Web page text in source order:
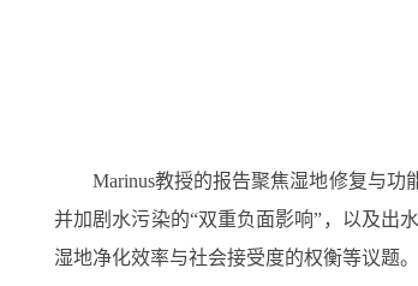
Marinus教授的报告聚焦湿地修复与功
并加剧水污染的“双重负面影响”，以及出
湿地净化效率与社会接受度的权衡等议题。